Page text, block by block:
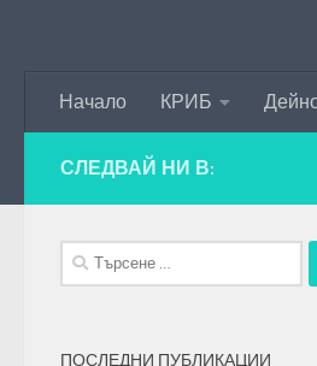
Начало КРИБ
СЛЕДВАЙ НИ В:
Търсене
за:
ПОСЛЕДНИ ПУБЛИКАЦИИ